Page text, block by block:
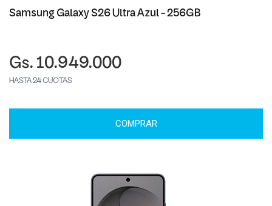
Samsung Galaxy S26 Ultra Azul - 256GB
Gs. 10.949.000
HASTA 24 CUOTAS
COMPRAR